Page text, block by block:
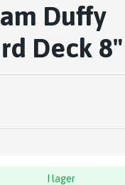
Duffy
Deck 8"
I lager